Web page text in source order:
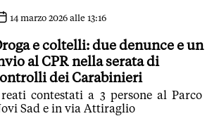
14 marzo 2026 alle 13:16
e coltelli: due denunce e un
al CPR nella serata di
dei Carabinieri
contestati a 3 persone al Parco
Sad e in via Attiraglio